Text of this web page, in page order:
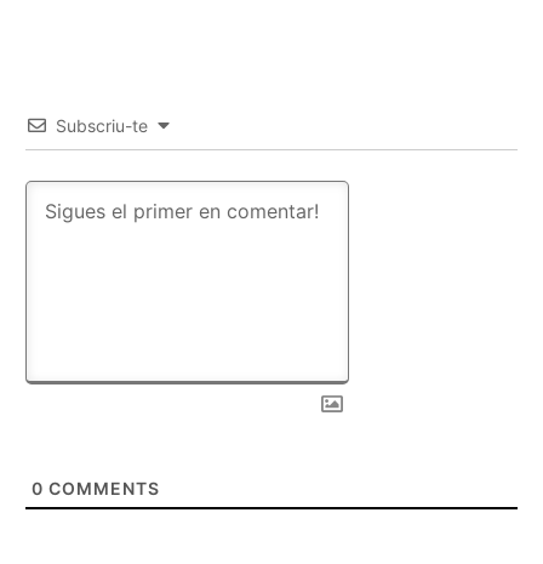
Subscriu-te
0 COMMENTS